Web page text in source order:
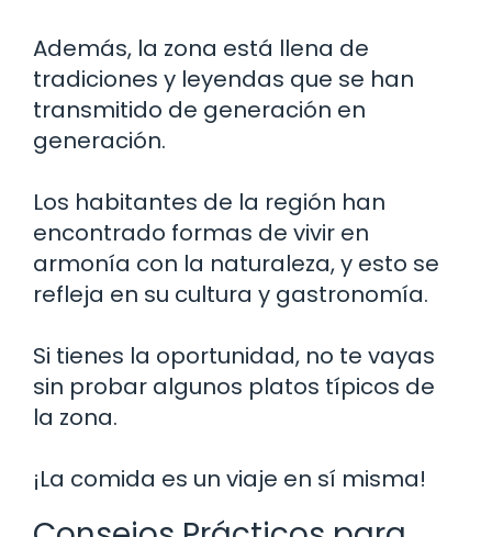
Además, la zona está llena de
tradiciones y leyendas que se han
transmitido de generación en
generación.
Los habitantes de la región han
encontrado formas de vivir en
armonía con la naturaleza, y esto se
refleja en su cultura y gastronomía.
Si tienes la oportunidad, no te vayas
sin probar algunos platos típicos de
la zona.
¡La comida es un viaje en sí misma!